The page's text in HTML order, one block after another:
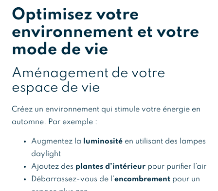
Optimisez votre
environnement et votre
mode de vie
Aménagement de votre
espace de vie
Créez un environnement qui stimule votre énergie en
automne. Par exemple :
Augmentez la luminosité en utilisant des lampes
daylight
Ajoutez des plantes d’intérieur pour purifier l’air
Débarrassez-vous de l’encombrement pour un